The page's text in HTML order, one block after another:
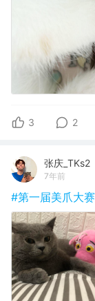
3 2
张庆_TKs2
7年前
#第一届美爪大赛